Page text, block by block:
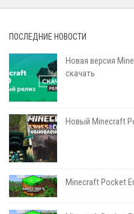
ПОСЛЕДНИЕ НОВОСТИ
Новая версия
скачать
Новый Minecraft
Minecraft Pocket